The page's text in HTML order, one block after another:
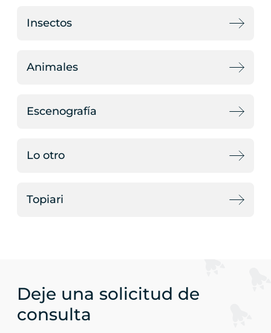
Insectos
Animales
Escenografía
Lo otro
Topiari
Deje una solicitud de
consulta